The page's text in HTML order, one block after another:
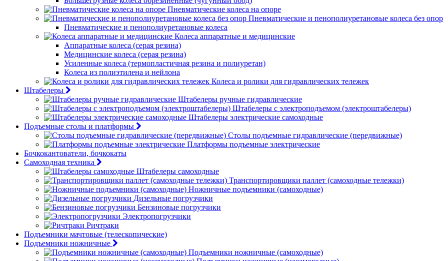
Пневматические колеса на опоре
Пневматические и пенополиуретановые колеса без опор
Пневматические и пенополиуретановые колеса
Колеса аппаратные и медицинские
Аппаратные колеса (серая резина)
Медицинские колеса (серая резина)
Усиленные колеса (термопластичная резина и полиуретан)
Колеса из полиэтилена и нейлона
Колеса и ролики для гидравлических тележек
Штабелеры
Штабелеры ручные гидравлические
Штабелеры с электроподъемом (электроштабелеры)
Штабелеры электрические самоходные
Подъемные столы и платформы
Столы подъемные гидравлические (передвижные)
Платформы подъемные электрические
Бочкокантователи, бочкокаты
Самоходная техника
Штабелеры самоходные
Транспортировщики паллет (самоходные тележки)
Ножничные подъемники (самоходные)
Дизельные погрузчики
Бензиновые погрузчики
Электропогрузчики
Ричтраки
Подъемники мачтовые (телескопические)
Подъемники ножничные
Подъемники ножничные (самоходные)